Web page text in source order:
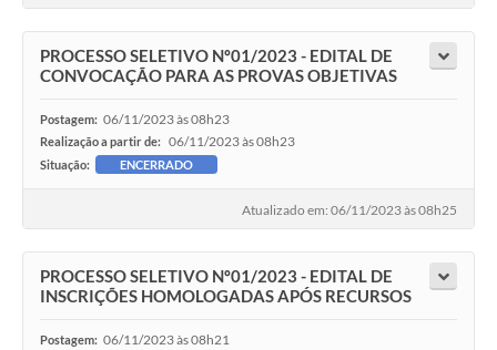
PROCESSO SELETIVO Nº01/2023 - EDITAL DE
CONVOCAÇÃO PARA AS PROVAS OBJETIVAS
Postagem: 06/11/2023 às 08h23
Realização a partir de: 06/11/2023 às 08h23
Situação: ENCERRADO
Atualizado em: 06/11/2023 às 08h25
PROCESSO SELETIVO Nº01/2023 - EDITAL DE
INSCRIÇÕES HOMOLOGADAS APÓS RECURSOS
Postagem: 06/11/2023 às 08h21